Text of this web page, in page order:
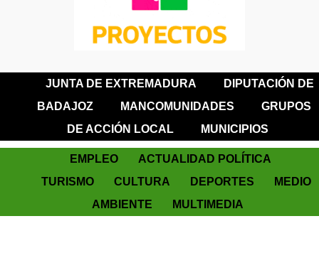
JUNTA DE EXTREMADURA
DIPUTACIÓN DE
BADAJOZ
MANCOMUNIDADES
GRUPOS
DE ACCIÓN LOCAL
MUNICIPIOS
EMPLEO
ACTUALIDAD POLÍTICA
TURISMO
CULTURA DEPORTES
MEDIO
AMBIENTE
MULTIMEDIA